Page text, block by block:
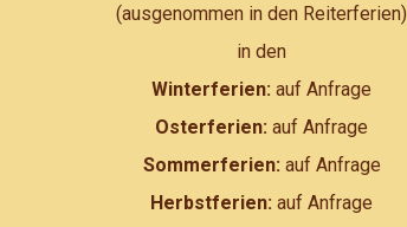
(ausgenommen in den Reiterferien)
in den
Winterferien: auf Anfrage
Osterferien: auf Anfrage
Sommerferien: auf Anfrage
Herbstferien: auf Anfrage